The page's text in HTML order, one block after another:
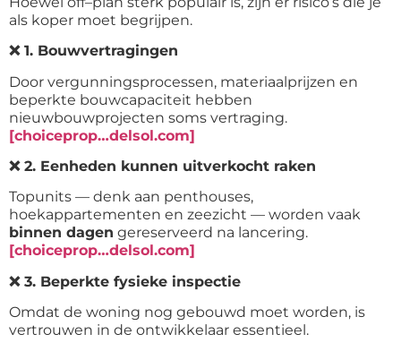
als koper moet begrijpen.
❌1. Bouwvertragingen
Door vergunningsprocessen, materiaalprijzen en
beperkte bouwcapaciteit hebben
nieuwbouwprojecten soms vertraging.
[choiceprop…delsol.com]
❌2. Eenheden kunnen uitverkocht raken
Topunits — denk aan penthouses,
hoekappartementen en zeezicht — worden vaak
binnen dagen gereserveerd na lancering.
[choiceprop…delsol.com]
❌3. Beperkte fysieke inspectie
Omdat de woning nog gebouwd moet worden, is
vertrouwen in de ontwikkelaar essentieel.